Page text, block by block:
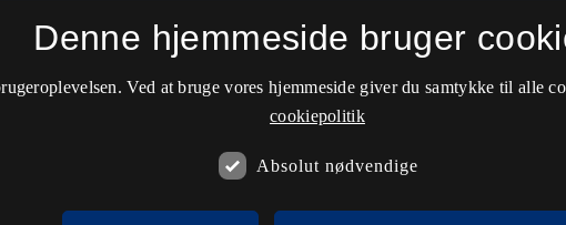
Denne hjemmeside bruger
Ved at bruge vores hjemmeside giver du samtykke til alle
cookiepolitik
Absolut nødvendige